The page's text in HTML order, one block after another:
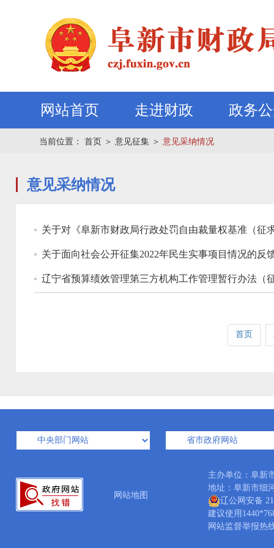
网站首页 走进财政 政务
当前位置： 首页 ＞ 意见征集 ＞ 意见采纳情况
意见采纳情况
关于面向社会公开征集2022年民生实事项目情况的反
辽宁省预算绩效管理第三方机构工作管理暂行办法（
首页
网站地图
主办单位：阜
地址：阜新市
辽公网安备
建议使用
网站监督举报热